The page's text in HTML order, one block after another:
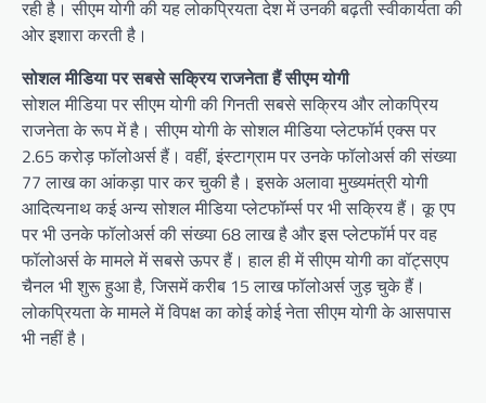
रही है। सीएम योगी की यह लोकप्रियता देश में उनकी बढ़ती स्वीकार्यता की
ओर इशारा करती है।
सोशल मीडिया पर सबसे सक्रिय राजनेता हैं सीएम योगी
सोशल मीडिया पर सीएम योगी की गिनती सबसे सक्रिय और लोकप्रिय
राजनेता के रूप में है। सीएम योगी के सोशल मीडिया प्लेटफॉर्म एक्स पर
2.65 करोड़ फॉलोअर्स हैं। वहीं, इंस्टाग्राम पर उनके फॉलोअर्स की संख्या
77 लाख का आंकड़ा पार कर चुकी है। इसके अलावा मुख्यमंत्री योगी
आदित्यनाथ कई अन्य सोशल मीडिया प्लेटफॉर्म्स पर भी सक्रिय हैं। कू एप
पर भी उनके फॉलोअर्स की संख्या 68 लाख है और इस प्लेटफॉर्म पर वह
फॉलोअर्स के मामले में सबसे ऊपर हैं। हाल ही में सीएम योगी का वॉट्सएप
चैनल भी शुरू हुआ है, जिसमें करीब 15 लाख फॉलोअर्स जुड़ चुके हैं।
लोकप्रियता के मामले में विपक्ष का कोई कोई नेता सीएम योगी के आसपास
भी नहीं है।